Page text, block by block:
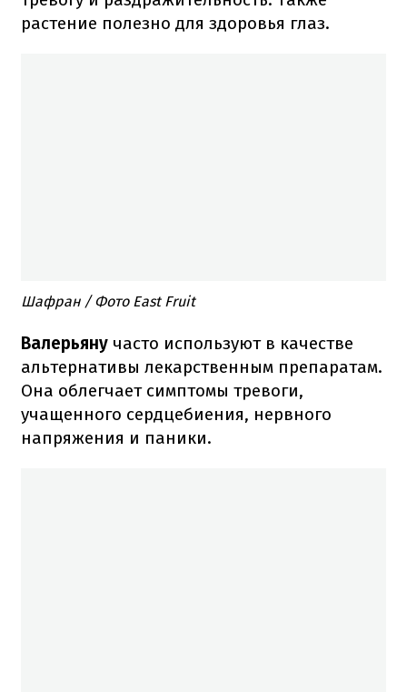
растение полезно для здоровья глаз.
Шафран / Фото East Fruit
Валерьяну часто используют в качестве
альтернативы лекарственным препаратам.
Она облегчает симптомы тревоги,
учащенного сердцебиения, нервного
напряжения и паники.